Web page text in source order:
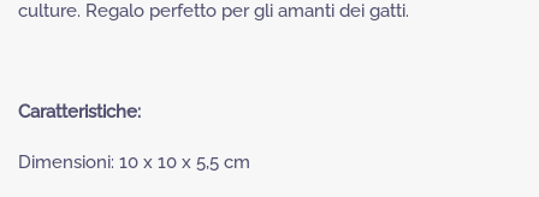
culture. Regalo perfetto per gli amanti dei gatti.
Caratteristiche:
Dimensioni: 10 x 10 x 5,5 cm